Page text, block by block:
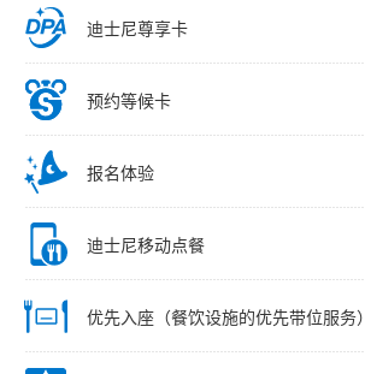
迪士尼尊享卡
预约等候卡
报名体验
迪士尼移动点餐
优先入座（餐饮设施的优先带位服务）